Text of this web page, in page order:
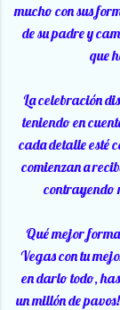
mucho con sus
de su padre y
que
La celebración
teniendo en
cada detalle esté
comienzan a
contrayendo
Qué mejor
Vegas con tu
en darlo todo,
un millón de